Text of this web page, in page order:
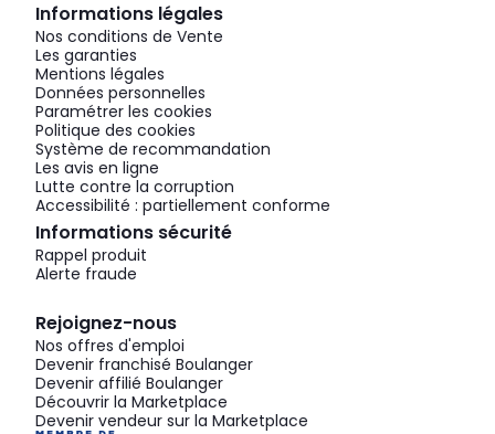
Informations légales
Nos conditions de Vente
Les garanties
Mentions légales
Données personnelles
Paramétrer les cookies
Politique des cookies
Système de recommandation
Les avis en ligne
Lutte contre la corruption
Accessibilité : partiellement conforme
Informations sécurité
Rappel produit
Alerte fraude
Rejoignez-nous
Nos offres d'emploi
Devenir franchisé Boulanger
Devenir affilié Boulanger
Découvrir la Marketplace
Devenir vendeur sur la Marketplace